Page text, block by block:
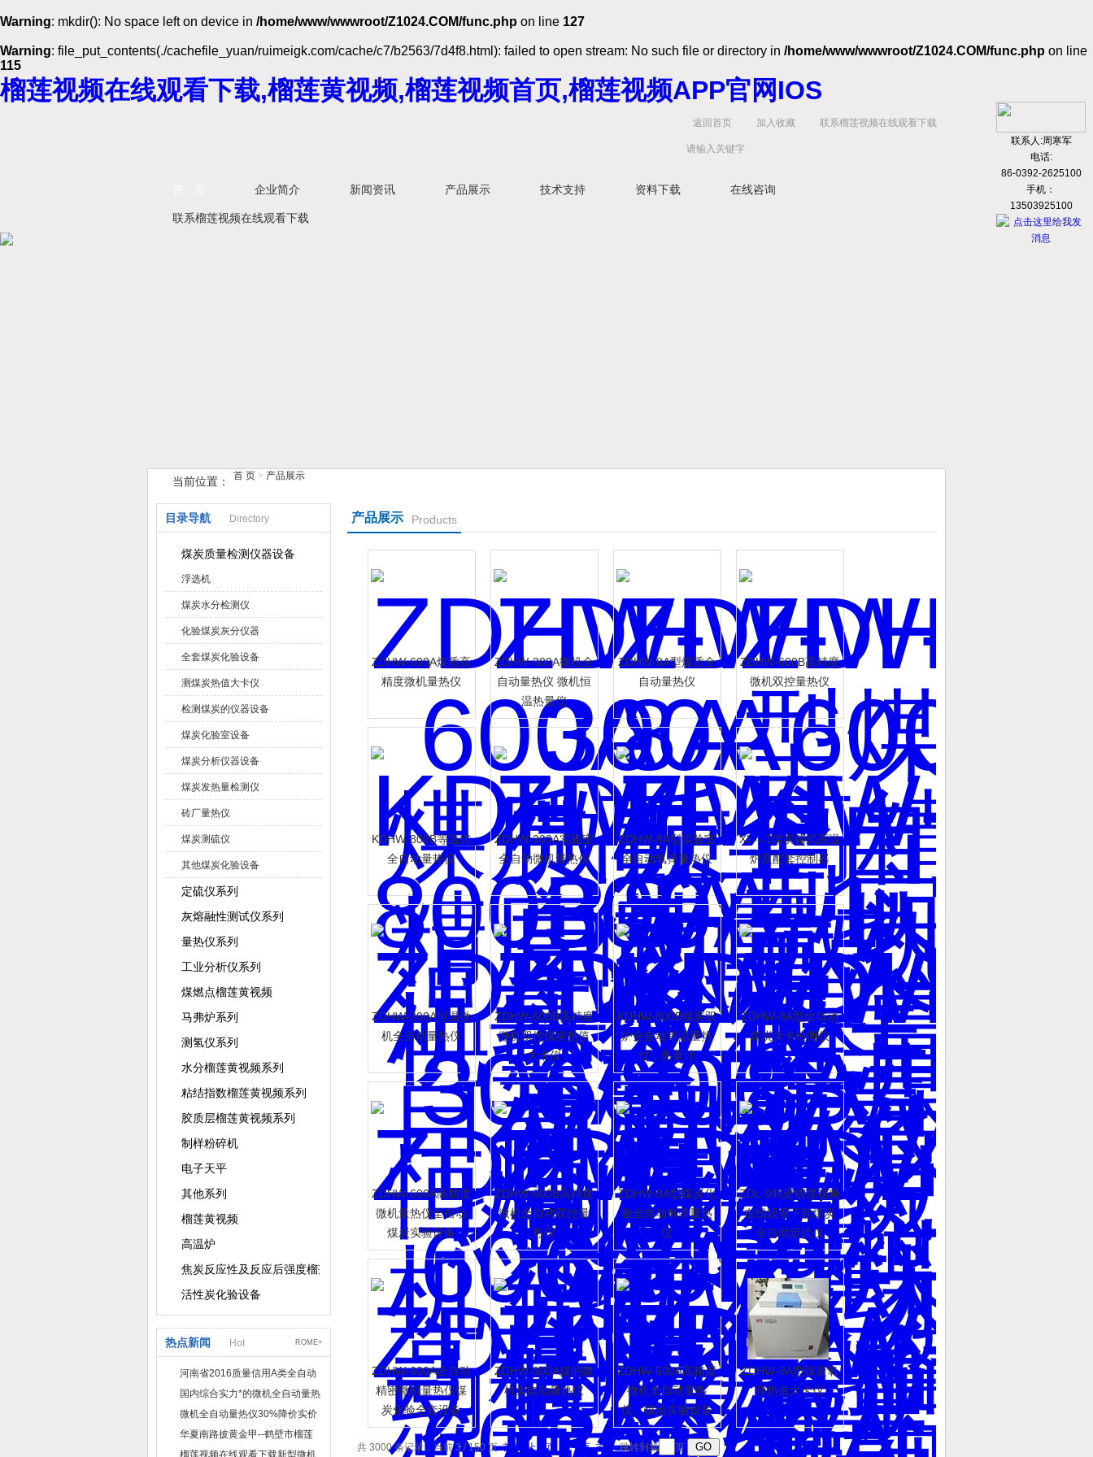
Warning: mkdir(): No space left on device in /home/www/wwwroot/Z1024.COM/func.php on line 127
Warning: file_put_contents(./cachefile_yuan/ruimeigk.com/cache/c7/b2563/7d4f8.html): failed to open stream: No such file or directory in /home/www/wwwroot/Z1024.COM/func.php on line
115
榴莲视频在线观看下载,榴莲黄视频,榴莲视频首页,榴莲视频APP官网IOS
鹤壁市榴莲视频在线观看下载仪器仪表有限公司
返回首页 加入收藏 联系榴莲视频在线观看下载
企业简介 新闻资讯 产品展示 技术支持 资料下载 在线咨询
联系榴莲视频在线观看下载
当前位置： 首 页 > 产品展示
目录导航 Directory
煤炭质量检测仪器设备
浮选机
煤炭水分检测仪
化验煤炭灰分仪器
全套煤炭化验设备
测煤炭热值大卡仪
检测煤炭的仪器设备
煤炭化验室设备
煤炭分析仪器设备
煤炭发热量检测仪
砖厂量热仪
煤炭测硫仪
其他煤炭化验设备
定硫仪系列
灰熔融性测试仪系列
量热仪系列
工业分析仪系列
煤燃点榴莲黄视频
马弗炉系列
测氢仪系列
水分榴莲黄视频系列
粘结指数榴莲黄视频系列
胶质层榴莲黄视频系列
制样粉碎机
电子天平
其他系列
榴莲黄视频
高温炉
焦炭反应性及反应后强度榴莲黄视频
活性炭化验设备
热点新闻 Hot ROME+
河南省2016质量信用A类全自动
量热仪
国内综合实力*的微机全自动量热
仪制造企业
微机全自动量热仪30%降价实价
出售
华夏南路披黄金甲--鹤壁市榴莲
视频在线观看下载仪器仪表有限
榴莲视频在线观看下载新型微机
产品展示 Products
ZDHW-600A煤质高
精度微机量热仪
ZDHW-300A微机全
自动量热仪 微机恒
温热量仪
ZDHW-8A型煤质全
自动量热仪
ZDHW-600B高精度
微机双控量热仪
KDHW-800B等温式
全自动量热仪
ZDHW-300A实验室
全自动微机量热仪
ZDHW-8A型实验室
全自动氧弹量热仪
XL---1煤炭箱式高温
炉及配套控制器
ZDHW-300A恒温微
机全自动量热仪
ZDHW-600B高精度
微机双控煤炭热值
大卡仪
KDHW-800B煤炭双
炉全自动等温量热
仪，热量计
ZDHW-8A型全自动
煤炭大卡检测仪
ZDHW-600A高精度
微机量热仪全自动
煤炭实验设备
ZDHW-600B高精度
微机全自动双控量
热仪
ZDHW-8A型煤炭化
验全自动氧弹量热
仪
ZDL-9鹤壁榴莲视频
在线观看下载煤炭
全自动定硫仪
ZDHW-600A全自动
精密微机量热仪煤
炭化验全套设备
ZDHW-300A煤的微
机全自动量热仪
ZDHW-600A高精度
微机全自动量热
仪，煤炭实验设备
ZDHW-8A型煤炭氧
弹热值大卡仪
共 3000 条记录，当前 3 / 150 页首页 上一页 下一页 末页跳转到第 页
联系人:周寒军
电话:
86-0392-2625100
手机：
13503925100